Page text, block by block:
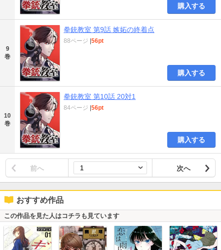
購入する
9
巻
拳銃教室 第9話 嫉妬の終着点
88ページ 56pt
購入する
10
巻
拳銃教室 第10話 20対1
84ページ 56pt
購入する
前へ 次へ
おすすめ作品
この作品を見た人はコチラも見ています